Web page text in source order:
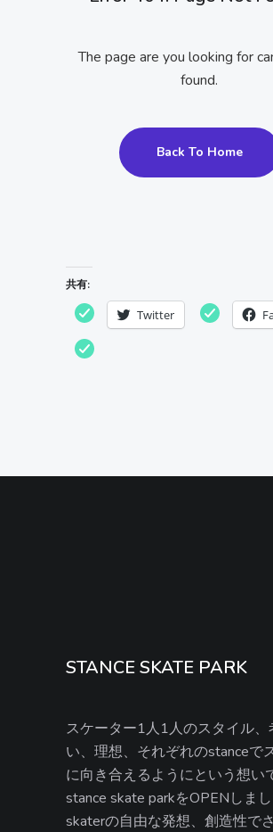
The page are you looking for
found.
Back To Home
共有:
Twitter
STANCE SKATE PARK
スケーター1人1人のスタイル、
い、理想、それぞれのstanceで
に向き合えるようにという想い
stance skate parkをOPENしまし
skaterの自由な発想、創造性で